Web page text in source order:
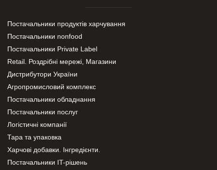
Постачальники продуктів харчування
Постачальники nonfood
Постачальники Private Label
Retail. Роздрібні мережі, Магазини
Дистрибутори України
Агропромисловий комплекс
Постачальники обладнання
Постачальники послуг
Логістичні компанії
Тара та упаковка
Харчові добавки. Інгредієнти.
Постачальники IT-рішень